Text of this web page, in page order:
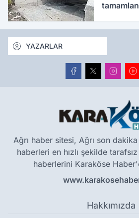
YAZARLAR
Ağrı haber sitesi, Ağrı son
haberleri en hızlı şekilde
haberlerini Karaköse
Hakkımızda